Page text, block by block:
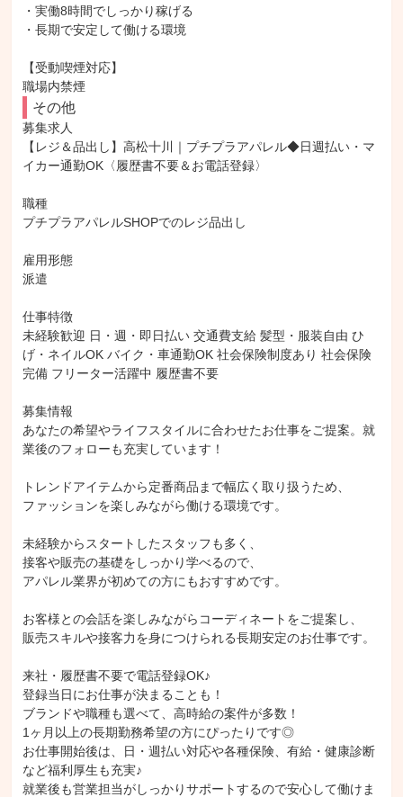
・実働8時間でしっかり稼げる
・長期で安定して働ける環境
【受動喫煙対応】
職場内禁煙
その他
募集求人
【レジ＆品出し】高松十川｜プチプラアパレル◆日週払い・マ
イカー通勤OK〈履歴書不要＆お電話登録〉
職種
プチプラアパレルSHOPでのレジ品出し
雇用形態
派遣
仕事特徴
未経験歓迎 日・週・即日払い 交通費支給 髪型・服装自由 ひ
げ・ネイルOK バイク・車通勤OK 社会保険制度あり 社会保険
完備 フリーター活躍中 履歴書不要
募集情報
あなたの希望やライフスタイルに合わせたお仕事をご提案。就
業後のフォローも充実しています！
トレンドアイテムから定番商品まで幅広く取り扱うため、
ファッションを楽しみながら働ける環境です。
未経験からスタートしたスタッフも多く、
接客や販売の基礎をしっかり学べるので、
アパレル業界が初めての方にもおすすめです。
お客様との会話を楽しみながらコーディネートをご提案し、
販売スキルや接客力を身につけられる長期安定のお仕事です。
来社・履歴書不要で電話登録OK♪
登録当日にお仕事が決まることも！
ブランドや職種も選べて、高時給の案件が多数！
1ヶ月以上の長期勤務希望の方にぴったりです◎
お仕事開始後は、日・週払い対応や各種保険、有給・健康診断
など福利厚生も充実♪
就業後も営業担当がしっかりサポートするので安心して働けま